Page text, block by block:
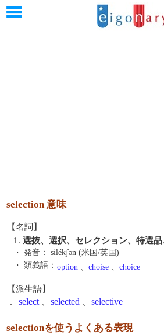
selection 意味
【名詞】
1. 選抜、選択、セレクション、特選品
・ 発音：
silékʃən (米国/英国)
・ 類義語： option 、 choise 、 choice
【派生語】
. select selected selective
selectionを使うよくある表現